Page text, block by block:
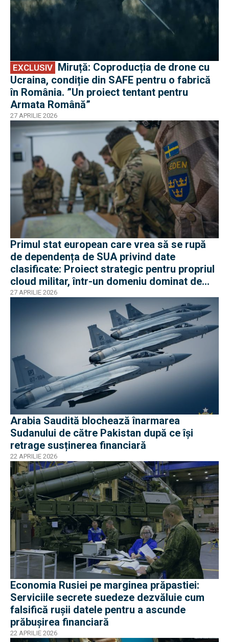
EXCLUSIV
Ucraina, condiție din SAFE pentru o fabrică
în România. ”Un proiect tentant pentru
Armata Română”
27 APRILIE 2026
Primul stat european care vrea să se rupă
de dependența de SUA privind date
clasificate: Proiect strategic pentru propriul
cloud militar, într-un domeniu dominat de
americani
27 APRILIE 2026
Arabia Saudită blochează înarmarea
Sudanului de către Pakistan după ce își
retrage susținerea financiară
22 APRILIE 2026
Economia Rusiei pe marginea prăpastiei:
Serviciile secrete suedeze dezvăluie cum
falsifică ruşii datele pentru a ascunde
prăbușirea financiară
22 APRILIE 2026